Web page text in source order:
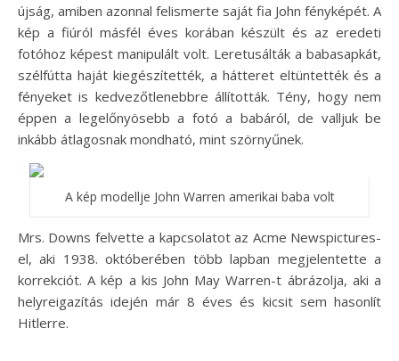
újság, amiben azonnal felismerte saját fia John fényképét. A
kép a fiúról másfél éves korában készült és az eredeti
fotóhoz képest manipulált volt. Leretusálták a babasapkát,
szélfútta haját kiegészítették, a hátteret eltüntették és a
fényeket is kedvezőtlenebbre állították. Tény, hogy nem
éppen a legelőnyösebb a fotó a babáról, de valljuk be
inkább átlagosnak mondható, mint szörnyűnek.
A kép modellje John Warren amerikai baba volt
Mrs. Downs felvette a kapcsolatot az Acme Newspictures-
el, aki 1938. októberében több lapban megjelentette a
korrekciót. A kép a kis John May Warren-t ábrázolja, aki a
helyreigazítás idején már 8 éves és kicsit sem hasonlít
Hitlerre.